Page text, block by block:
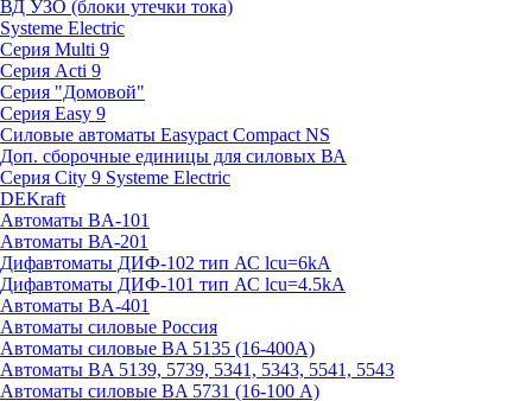
ВД УЗО (блоки утечки тока)
Systeme Electric
Серия Multi 9
Серия Acti 9
Серия "Домовой"
Серия Easy 9
Силовые автоматы Easypact Compact NS
Доп. сборочные единицы для силовых ВА
Серия City 9 Systeme Electric
DEKraft
Автоматы BA-101
Автоматы ВА-201
Дифавтоматы ДИФ-102 тип АС lcu=6kA
Дифавтоматы ДИФ-101 тип АС lcu=4.5kA
Автоматы BA-401
Автоматы силовые Россия
Автоматы силовые BA 5135 (16-400А)
Автоматы BA 5139, 5739, 5341, 5343, 5541, 5543
Автоматы силовые BA 5731 (16-100 А)